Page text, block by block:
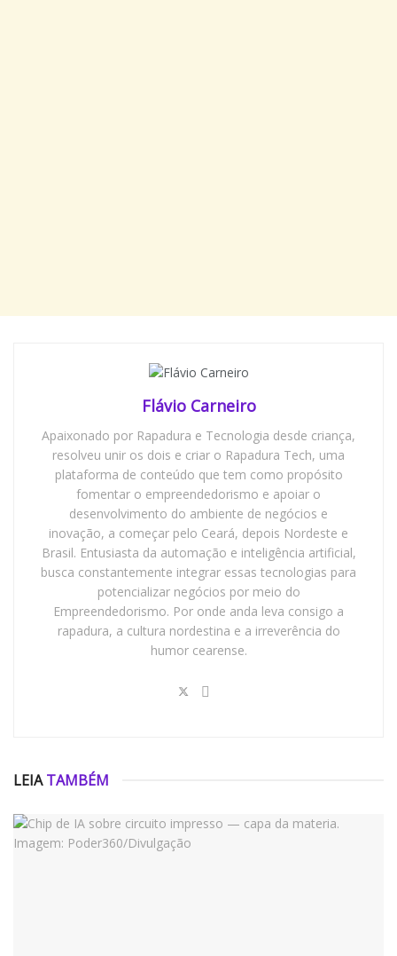
Flávio Carneiro
Apaixonado por Rapadura e Tecnologia desde criança,
resolveu unir os dois e criar o Rapadura Tech, uma
plataforma de conteúdo que tem como propósito
fomentar o empreendedorismo e apoiar o
desenvolvimento do ambiente de negócios e
inovação, a começar pelo Ceará, depois Nordeste e
Brasil. Entusiasta da automação e inteligência artificial,
busca constantemente integrar essas tecnologias para
potencializar negócios por meio do
Empreendedorismo. Por onde anda leva consigo a
rapadura, a cultura nordestina e a irreverência do
humor cearense.
LEIATAMBÉM